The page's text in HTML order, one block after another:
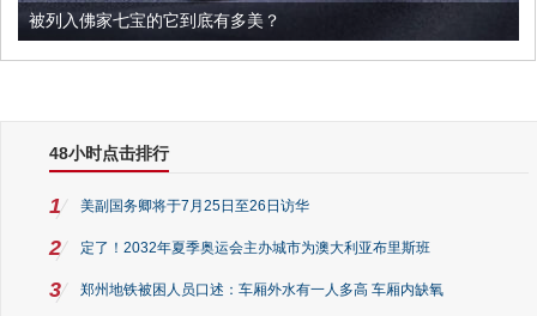
被列入佛家七宝的它到底有多美？
48小时点击排行
1 美副国务卿将于7月25日至26日访华
2 定了！2032年夏季奥运会主办城市为澳大利亚布里斯班
3 郑州地铁被困人员口述：车厢外水有一人多高 车厢内缺氧